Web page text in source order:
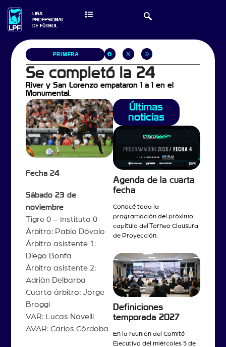
PRIMERA
Se completó la 24
River y San Lorenzo empataron 1 a 1 en el
Monumental.
Fecha 24
Sábado 23 de
noviembre
Tigre 0 – Instituto 0
Árbitro: Pablo Dóvalo
Árbitro asistente 1:
Diego Bonfa
Árbitro asistente 2:
Adrián Delbarba
Cuarto árbitro: Jorge
Broggi
VAR: Lucas Novelli
AVAR: Carlos Córdoba
Últimas
noticias
Agenda de la cuarta
fecha
Conocé toda la
programación del próximo
capítulo del Torneo Clausura
de Proyección.
Definiciones
temporada 2027
En la reunión del Comité
Ejecutivo del miércoles 5 de